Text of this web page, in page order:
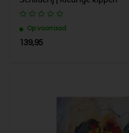
Op voorraad
139,95